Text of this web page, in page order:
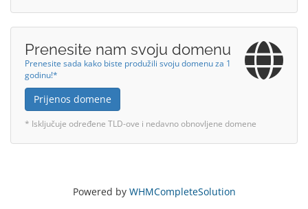
Prenesite nam svoju domenu
Prenesite sada kako biste produžili svoju domenu za 1
godinu!*
Prijenos domene
* Isključuje određene TLD-ove i nedavno obnovljene domene
Powered by WHMCompleteSolution